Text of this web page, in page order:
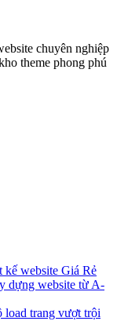
chuyên nghiệp
theme phong phú
kế website Giá Rẻ
dựng website từ A-
load trang vượt trội